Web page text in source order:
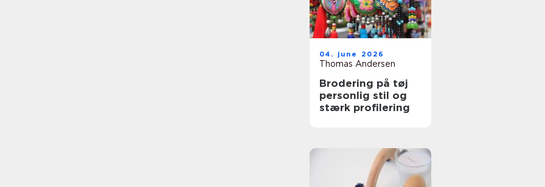
04. june 2026
Thomas Andersen
Brodering på tøj
personlig stil og
stærk profilering